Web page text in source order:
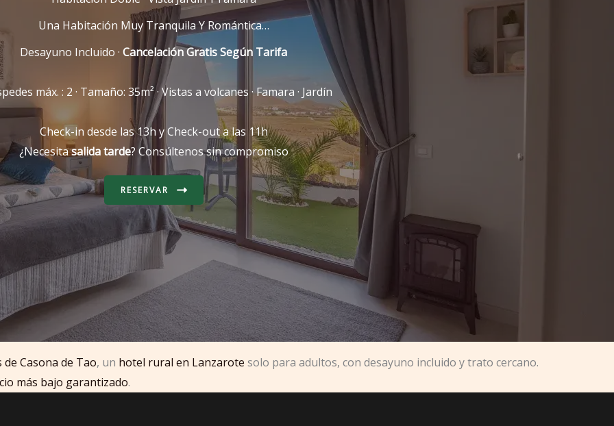
Una Habitación Muy Tranquila Y Romántica…
Desayuno Incluido · Cancelación Gratis Según Tarifa
máx. : 2 · Tamaño: 35m² · Vistas a volcanes · Famara · Jardín
Check-in desde las 13h y Check-out a las 11h
¿Necesitasalida tarde? Consúltenos sin compromiso
RESERVAR
Casona de Tao, un hotel rural en Lanzarote solo para adultos, con desayuno incluido y trato cercano.
más bajo garantizado.